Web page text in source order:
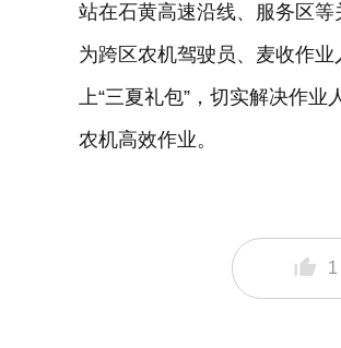
站在石黄高速沿线、服务区等
为跨区农机驾驶员、麦收作
上“三夏礼包”，切实解决作
农机高效作业。
1